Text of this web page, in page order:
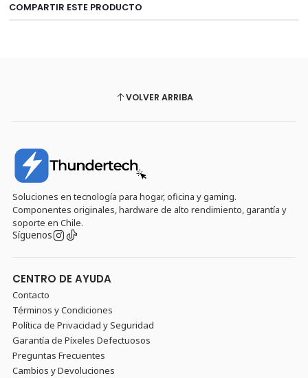
COMPARTIR ESTE PRODUCTO
VOLVER ARRIBA
Soluciones en tecnología para hogar, oficina y gaming.
Componentes originales, hardware de alto rendimiento, garantía y
soporte en Chile.
Síguenos
CENTRO DE AYUDA
Contacto
Términos y Condiciones
Política de Privacidad y Seguridad
Garantía de Píxeles Defectuosos
Preguntas Frecuentes
Cambios y Devoluciones